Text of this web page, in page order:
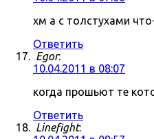
хм а с толстухами
Ответить
Egor:
10.04.2011 в 08:07
когда прошьют те
Ответить
Linefight: